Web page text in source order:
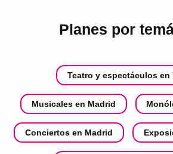
Planes por
Teatro y espectáculos en
Musicales en Madrid
Conciertos en Madrid